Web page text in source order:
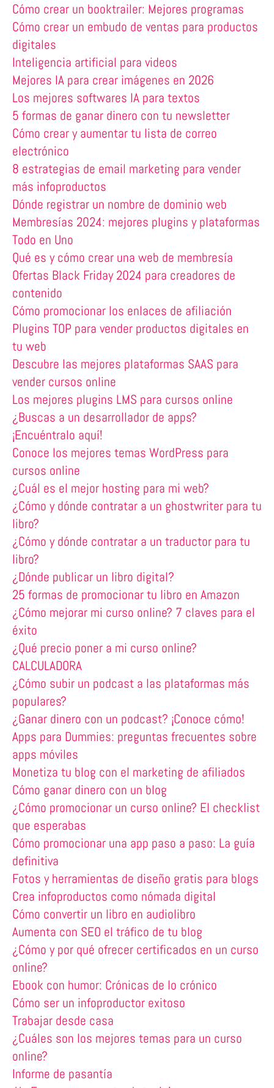
Cómo crear un booktrailer: Mejores programas
Cómo crear un embudo de ventas para productos
digitales
Inteligencia artificial para videos
Mejores IA para crear imágenes en 2026
Los mejores softwares IA para textos
5 formas de ganar dinero con tu newsletter
Cómo crear y aumentar tu lista de correo
electrónico
8 estrategias de email marketing para vender
más infoproductos
Dónde registrar un nombre de dominio web
Membresías 2024: mejores plugins y plataformas
Todo en Uno
Qué es y cómo crear una web de membresía
Ofertas Black Friday 2024 para creadores de
contenido
Cómo promocionar los enlaces de afiliación
Plugins TOP para vender productos digitales en
tu web
Descubre las mejores plataformas SAAS para
vender cursos online
Los mejores plugins LMS para cursos online
¿Buscas a un desarrollador de apps?
¡Encuéntralo aquí!
Conoce los mejores temas WordPress para
cursos online
¿Cuál es el mejor hosting para mi web?
¿Cómo y dónde contratar a un ghostwriter para tu
libro?
¿Cómo y dónde contratar a un traductor para tu
libro?
¿Dónde publicar un libro digital?
25 formas de promocionar tu libro en Amazon
¿Cómo mejorar mi curso online? 7 claves para el
éxito
¿Qué precio poner a mi curso online?
CALCULADORA
¿Cómo subir un podcast a las plataformas más
populares?
¿Ganar dinero con un podcast? ¡Conoce cómo!
Apps para Dummies: preguntas frecuentes sobre
apps móviles
Monetiza tu blog con el marketing de afiliados
Cómo ganar dinero con un blog
¿Cómo promocionar un curso online? El checklist
que esperabas
Cómo promocionar una app paso a paso: La guía
definitiva
Fotos y herramientas de diseño gratis para blogs
Crea infoproductos como nómada digital
Cómo convertir un libro en audiolibro
Aumenta con SEO el tráfico de tu blog
¿Cómo y por qué ofrecer certificados en un curso
online?
Ebook con humor: Crónicas de lo crónico
Cómo ser un infoproductor exitoso
Trabajar desde casa
¿Cuáles son los mejores temas para un curso
online?
Informe de pasantía